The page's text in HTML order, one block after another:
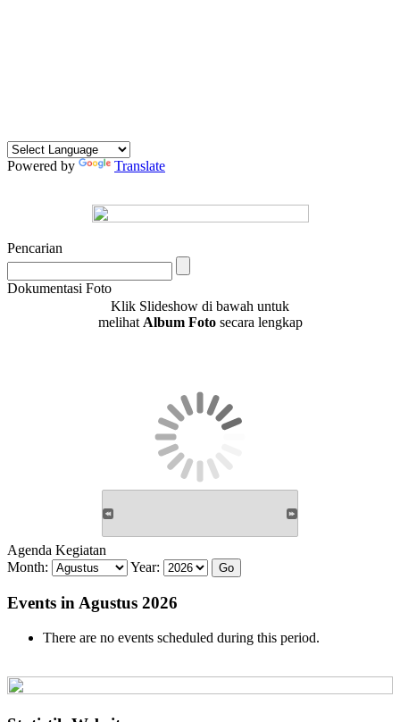
Powered by Translate
Pencarian
Dokumentasi Foto
Klik Slideshow di bawah untuk
melihat Album Fotosecara lengkap
Agenda Kegiatan
Month:
Year:
Events in Agustus 2026
There are no events scheduled during this period.